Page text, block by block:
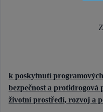
k poskytnutí
bezpečnost a protidrogová
životní prostředí, rozvoj a